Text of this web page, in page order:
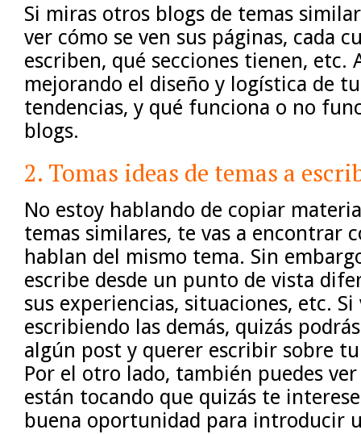
Si miras otros blogs de temas
ver cómo se ven sus páginas, cada
escriben, qué secciones tienen, etc.
mejorando el diseño y logística de
tendencias, y qué funciona o no
blogs.
2. Tomas ideas de temas a
No estoy hablando de copiar
temas similares, te vas a encontrar
hablan del mismo tema. Sin
escribe desde un punto de vista
sus experiencias, situaciones, etc. Si
escribiendo las demás, quizás
algún post y querer escribir sobre
Por el otro lado, también puedes
están tocando que quizás te
buena oportunidad para introducir